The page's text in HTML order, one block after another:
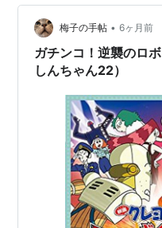
久々に聞いた。 ひろし
アッチ。 マダクエル…
梅子の手帖 • 6ヶ月前
ガチンコ！逆襲のロ
しんちゃん22）